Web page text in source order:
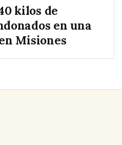
kilos de
en una
Misiones